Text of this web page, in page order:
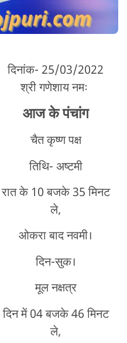
दिनांक- 25/03/2022
श्री गणेशाय नमः
आज के पंचांग
चैत कृष्ण पक्ष
तिथि- अष्टमी
रात के 10 बजके 35 मिनट
ले,
ओकरा बाद नवमी।
दिन-सुक।
मूल नक्षत्र
दिन में 04 बजके 46 मिनट
ले,